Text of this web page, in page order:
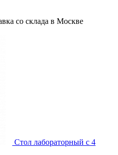
со склада в Москве
Стол лабораторный с 4